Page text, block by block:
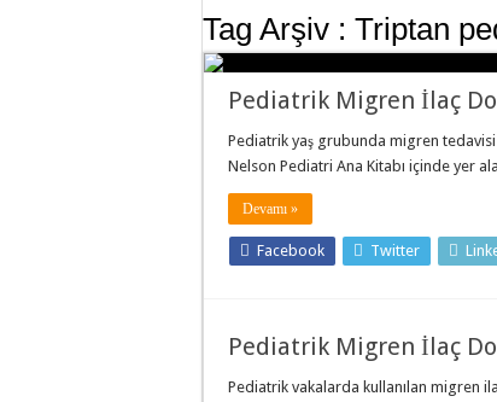
Tag Arşiv : Triptan
Pediatrik Migren İlaç
Pediatrik yaş grubunda migren
Nelson Pediatri Ana Kitabı içinde yer
Devamı »
Facebook Twitter
Pediatrik Migren İlaç
Pediatrik vakalarda kullanılan migren